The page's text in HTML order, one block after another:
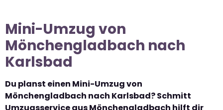
Mini-Umzug von
Mönchengladbach nach
Karlsbad
Du planst einen Mini-Umzug von
Mönchengladbach nach Karlsbad? Schmitt
Umzugsservice aus Mönchengladbach hilft dir